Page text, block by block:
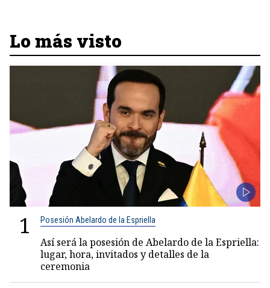
Lo más visto
1 Posesión Abelardo de la Espriella
Así será la posesión de Abelardo de la Espriella:
lugar, hora, invitados y detalles de la
ceremonia